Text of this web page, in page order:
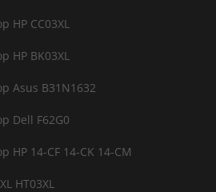
HP CC03XL
HP BK03XL
Asus B31N1632
Dell F62G0
HP 14-CF 14-CK 14-CM
HT03XL